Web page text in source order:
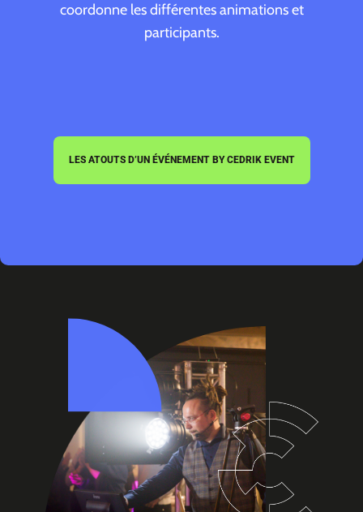
coordonne les différentes animations et
participants.
LES ATOUTS D’UN ÉVÉNEMENT BY CEDRIK EVENT